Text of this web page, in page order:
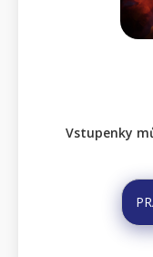
Vstupenky